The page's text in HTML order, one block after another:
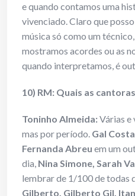
e quando contamos uma
vivenciado. Claro que
música só como um
mostramos acordes ou as
quando interpretamos, é
10) RM: Quais as
Toninho Almeida:Várias e
mas por período. Gal Costa
Fernanda Abreu em um
dia, Nina Simone, Sarah
lembrar de 1/100 de todas
Gilberto, Gilberto Gil,